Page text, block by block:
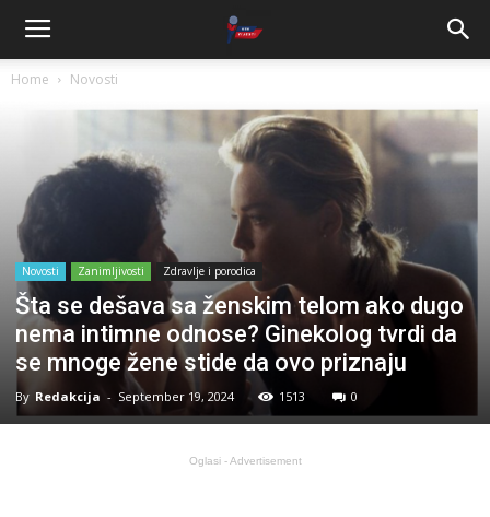
Home Novosti
Novosti Zanimljivosti Zdravlje i porodica
Šta se dešava sa ženskim telom ako dugo
nema intimne odnose? Ginekolog tvrdi da
se mnoge žene stide da ovo priznaju
By Redakcija - September 19, 2024 1513 0
Oglasi - Advertisement